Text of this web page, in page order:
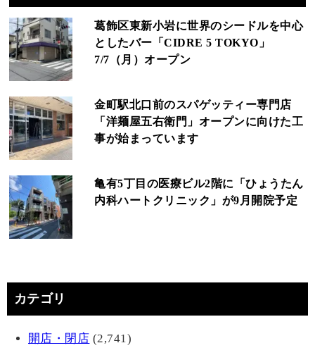
葛飾区東新小岩に世界のシードルを中心
としたバー「CIDRE 5 TOKYO」
7/7（月）オープン
金町駅北口前のスパゲッティー専門店
「洋麺屋五右衛門」オープンに向けた工
事が始まっています
亀有5丁目の医療ビル2階に「ひょうたん
内科ハートクリニック」が9月開院予定
カテゴリ
開店・閉店 (2,741)